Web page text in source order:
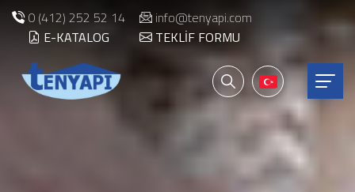
0 (412) 252 52 14
info@tenyapi.com
E-KATALOG
TEKLIF FORMU